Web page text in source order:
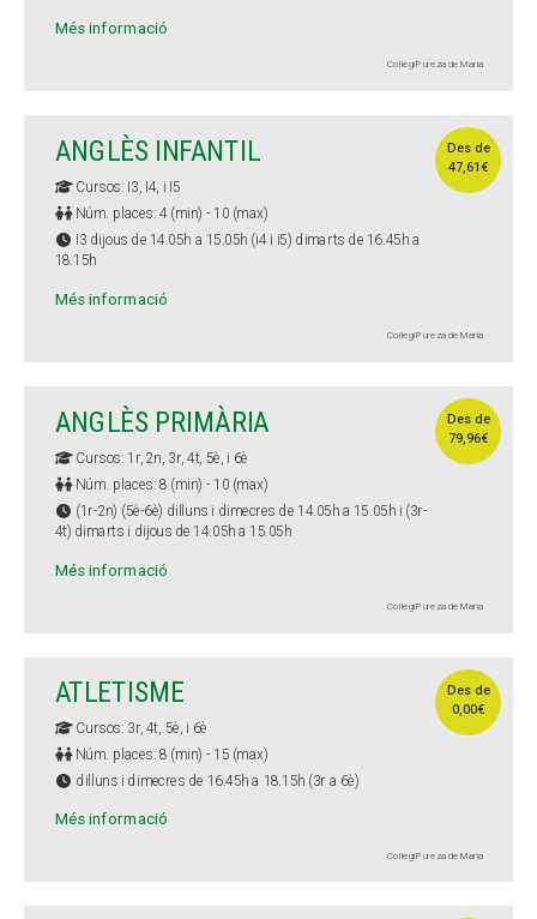
Més informació
Col·legi Pureza de María
Des de
47,61€
ANGLÈS INFANTIL
Cursos: I3, I4, i I5
Núm. places: 4 (min) - 10 (max)
I3 dijous de 14.05h a 15.05h (i4 i i5) dimarts de 16.45h a
18.15h
Més informació
Col·legi Pureza de María
Des de
79,96€
ANGLÈS PRIMÀRIA
Cursos: 1r, 2n, 3r, 4t, 5è, i 6è
Núm. places: 8 (min) - 10 (max)
(1r-2n) (5è-6è) dilluns i dimecres de 14.05h a 15.05h i (3r-
4t) dimarts i dijous de 14.05h a 15.05h
Més informació
Col·legi Pureza de María
Des de
0,00€
ATLETISME
Cursos: 3r, 4t, 5è, i 6è
Núm. places: 8 (min) - 15 (max)
dilluns i dimecres de 16.45h a 18.15h (3r a 6è)
Més informació
Col·legi Pureza de María